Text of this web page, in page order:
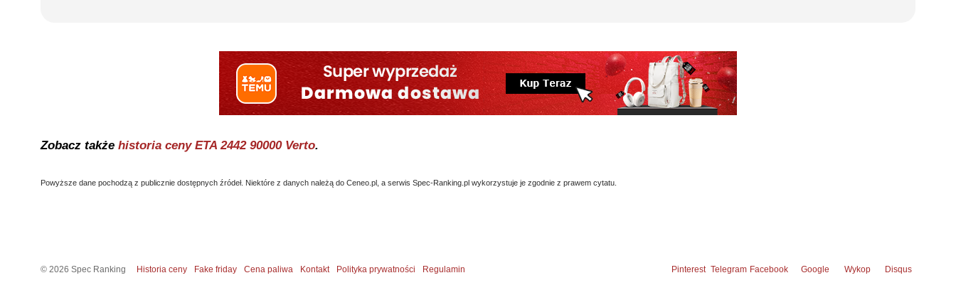
Zobacz także historia ceny ETA 2442 90000 Verto.
Powyższe dane pochodzą z publicznie dostępnych źródeł. Niektóre z danych należą do Ceneo.pl, a serwis Spec-Ranking.pl wykorzystuje je zgodnie z prawem cytatu.
© 2026 Spec Ranking Historia ceny Fake friday Cena paliwa Kontakt Polityka prywatności Regulamin Pinterest Telegram Facebook Google Wykop Disqus